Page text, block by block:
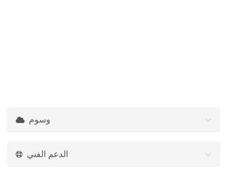
وسوم
الدعم الفني